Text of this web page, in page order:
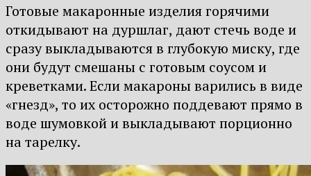
Готовые макаронные изделия горячими
откидывают на дуршлаг, дают стечь воде и
сразу выкладываются в глубокую миску, где
они будут смешаны с готовым соусом и
креветками. Если макароны варились в виде
«гнезд», то их осторожно поддевают прямо в
воде шумовкой и выкладывают порционно
на тарелку.